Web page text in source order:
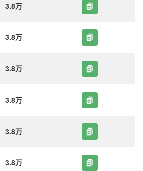
3.8万
3.8万
3.8万
3.8万
3.8万
3.8万